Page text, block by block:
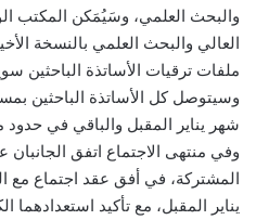
والبحث العلمي، وسَيُمَكن المكتب
العالي والبحث العلمي بالنسخة
ملفات ترقيات الأساتذة الباحثين
وسيتوصل كل الأساتذة الباحثين
شهر يناير المقبل والباقي في حدود
وفي منتهى الاجتماع اتفق
المشتركة، في أفق عقد اجتماع مع
يناير المقبل، مع تأكيد استعدادهما